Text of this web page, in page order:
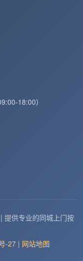
18:00）
提供专业的同城上门按
-27| 网站地图